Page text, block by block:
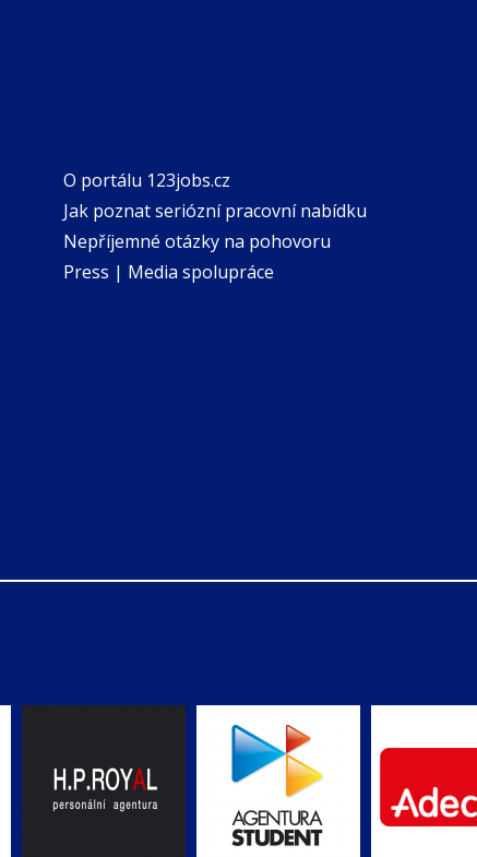
O portálu 123jobs.cz
Jak poznat seriózní pracovní nabídku
Nepříjemné otázky na pohovoru
Press | Media spolupráce